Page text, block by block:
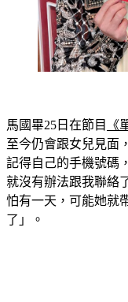
馬國畢25日在節目 《
至今仍會跟女兒見面
記得自己的手機號碼
就沒有辦法跟我聯絡
怕有一天，可能她就
了」。